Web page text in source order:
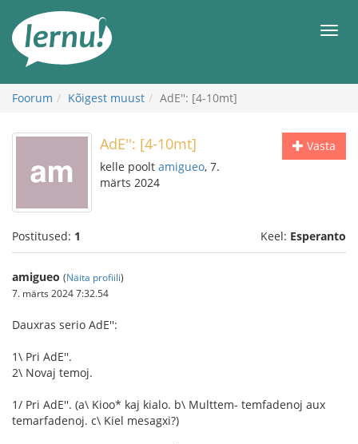
juurde
Foorum Kõigest muust AdE'': [4-10mt]
Vasta
AdE'': [4-10mt]
kelle poolt amigueo, 7.
märts 2024
Postitused: 1 Keel: Esperanto
amigueo (Näita profiili)
7. märts 2024 7:32.54
Dauxras serio AdE'':
1\ Pri AdE''.
2\ Novaj temoj.
1/ Pri AdE''. (a\ Kioo* kaj kialo. b\ Multtem- temfadenoj aux
temarfadenoj. c\ Kiel mesagxi?)